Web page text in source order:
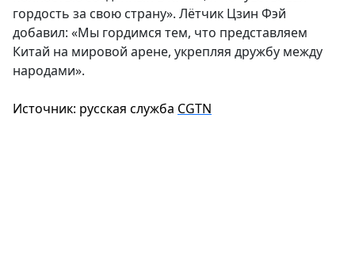
гордость за свою страну». Лётчик Цзин Фэй
добавил: «Мы гордимся тем, что представляем
Китай на мировой арене, укрепляя дружбу между
народами».
Источник: русская служба CGTN